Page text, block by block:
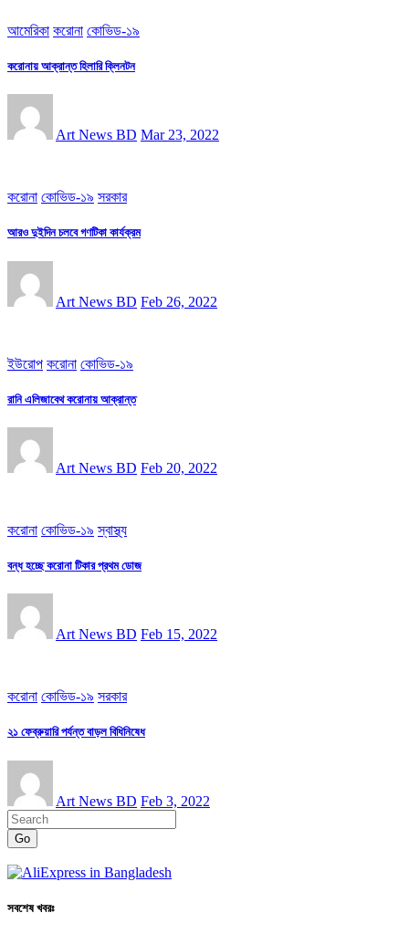
আমেরিকা করোনা কোভিড-১৯
করোনায় আক্রান্ত হিলারি ক্লিনটন
Art News BD Mar 23, 2022
করোনা কোভিড-১৯ সরকার
আরও দুইদিন চলবে গণটিকা কার্যক্রম
Art News BD Feb 26, 2022
ইউরোপ করোনা কোভিড-১৯
রানি এলিজাবেথ করোনায় আক্রান্ত
Art News BD Feb 20, 2022
করোনা কোভিড-১৯ স্বাস্থ্য
বন্ধ হচ্ছে করোনা টিকার প্রথম ডোজ
Art News BD Feb 15, 2022
করোনা কোভিড-১৯ সরকার
২১ ফেব্রুয়ারি পর্যন্ত বাড়ল বিধিনিষেধ
Art News BD Feb 3, 2022
Go
সবশেষ খবরঃ